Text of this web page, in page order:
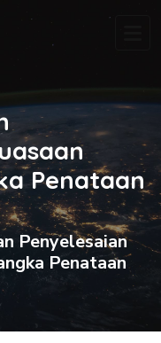
Penataan
Penyelesaian
Penataan